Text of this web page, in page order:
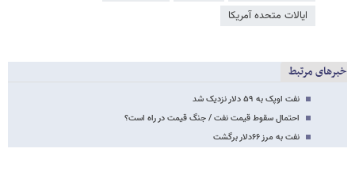
ایالات متحده آمریکا
خبرهای مرتبط
نفت اوپک به ۵۹ دلار نزدیک شد
احتمال سقوط قیمت نفت / جنگ قیمت در راه است؟
نفت به مرز ۶۶دلار برگشت